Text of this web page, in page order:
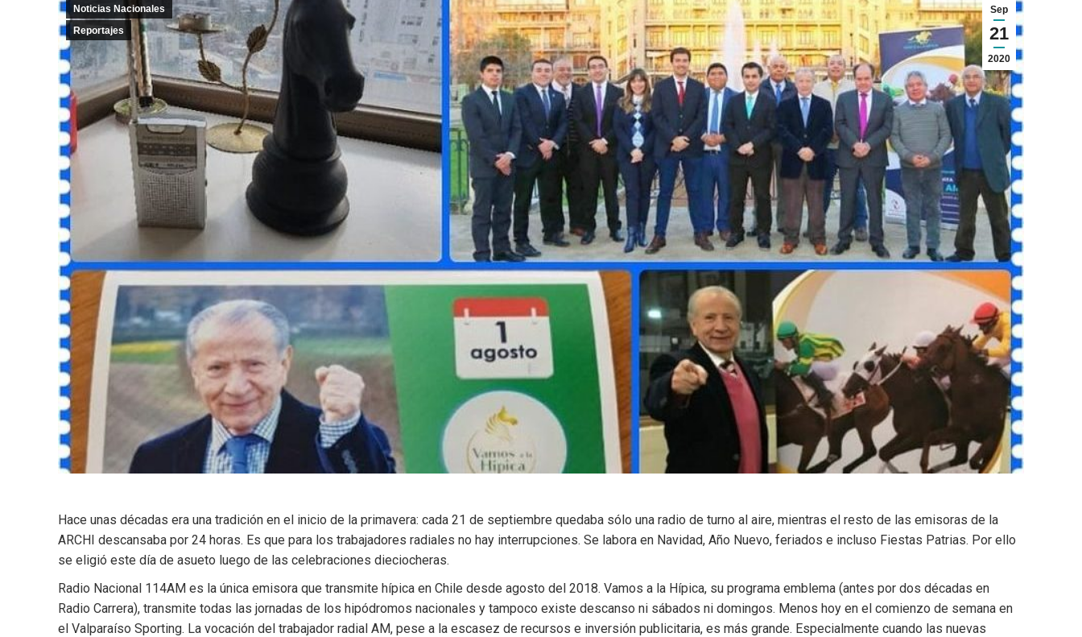
Sep
21
2020
Noticias Nacionales
Reportajes
Hace unas décadas era una tradición en el inicio de la primavera: cada 21 de septiembre quedaba sólo una radio de turno al aire, mientras el resto de las emisoras de la
ARCHI descansaba por 24 horas. Es que para los trabajadores radiales no hay interrupciones. Se labora en Navidad, Año Nuevo, feriados e incluso Fiestas Patrias. Por ello
se eligió este día de asueto luego de las celebraciones dieciocheras.
Radio Nacional 114AM es la única emisora que transmite hípica en Chile desde agosto del 2018. Vamos a la Hípica, su programa emblema (antes por dos décadas en
Radio Carrera), transmite todas las jornadas de los hipódromos nacionales y tampoco existe descanso ni sábados ni domingos. Menos hoy en el comienzo de semana en
el Valparaíso Sporting. La vocación del trabajador radial AM, pese a la escasez de recursos e inversión publicitaria, es más grande. Especialmente cuando las nuevas